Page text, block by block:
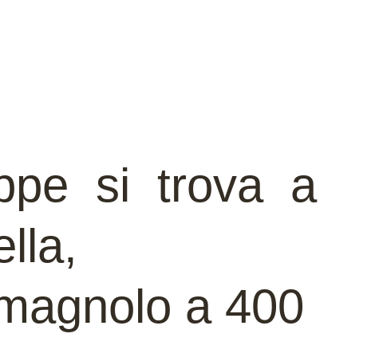
si trova a
a 400